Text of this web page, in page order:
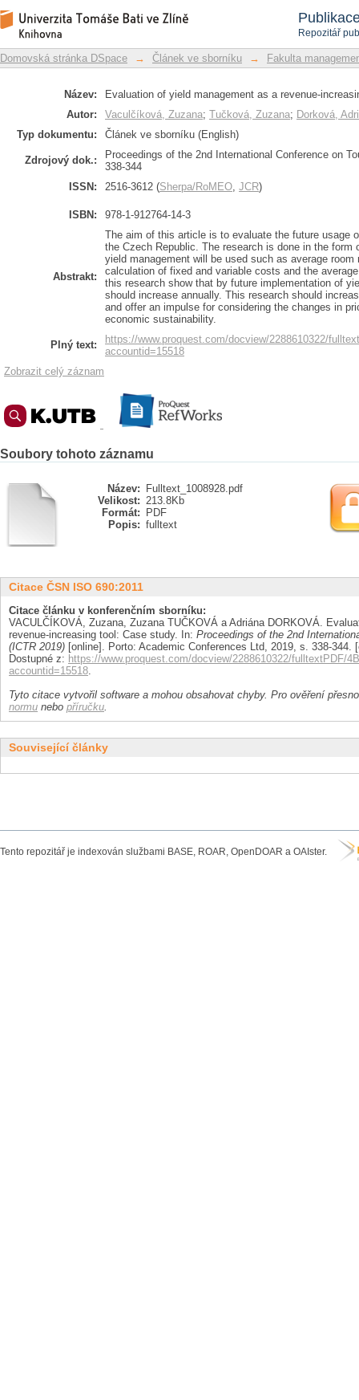
Repozitář
Evaluation of yield management as a
Repozitář DSpace/Manakin
Domovská stránka DSpace → Článek ve sborníku → Fakulta
Název:
Evaluation of yield management as a revenue-
Autor:
Vaculčíková, Zuzana; Tučková, Zuzana; Dorková,
Typ dokumentu:
Článek ve sborníku (English)
Zdrojový dok.:
Proceedings of the 2nd International Conference on
338-344
ISSN:
2516-3612 (Sherpa/RoMEO, JCR)
ISBN: 978-1-912764-14-3
Abstrakt:
The aim of this article is to evaluate the future usage
the Czech Republic. The research is done in the
yield management will be used such as average
calculation of fixed and variable costs and the
this research show that by future implementation of
should increase annually. This research should
and offer an impulse for considering the changes in
economic sustainability.
Plný text:
https://www.proquest.com/docview/2288610322/
accountid=15518
Zobrazit celý záznam
Soubory tohoto záznamu
Název:
Fulltext_1008928.pdf
Velikost: 213.8Kb
Formát:
PDF
Popis: fulltext
Citace ČSN ISO 690:2011
Citace článku v konferenčním sborníku:
VACULČÍKOVÁ, Zuzana, Zuzana TUČKOVÁ a Adriána DORKOVÁ.
revenue-increasing tool: Case study. In: Proceedings of the 2nd
(ICTR 2019) [online]. Porto: Academic Conferences Ltd, 2019, s. 338-344.
Dostupné z: https://www.proquest.com/docview/2288610322/fulltextPDF/
accountid=15518.
Tyto citace vytvořil software a mohou obsahovat chyby. Pro ověření
normu nebo příručku.
Související články
Tento repozitář je indexován službami BASE, ROAR, OpenDOAR a OAIster.